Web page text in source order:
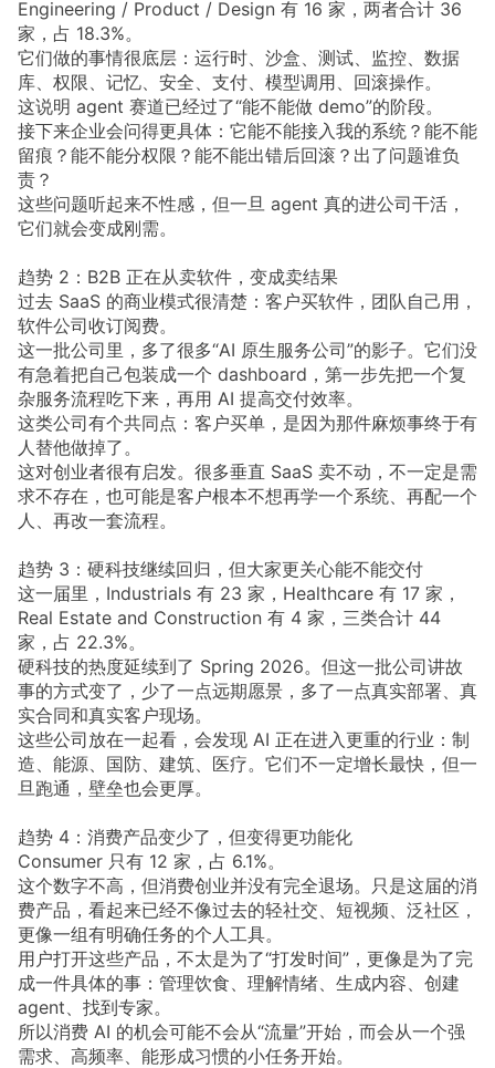
Engineering / Product / Design 有 16 家，两者合计 36
家，占 18.3%。
它们做的事情很底层：运行时、沙盒、测试、监控、数据
库、权限、记忆、安全、支付、模型调用、回滚操作。
这说明 agent 赛道已经过了“能不能做 demo”的阶段。
接下来企业会问得更具体：它能不能接入我的系统？能不能
留痕？能不能分权限？能不能出错后回滚？出了问题谁负
责？
这些问题听起来不性感，但一旦 agent 真的进公司干活，
它们就会变成刚需。
趋势 2：B2B 正在从卖软件，变成卖结果
过去 SaaS 的商业模式很清楚：客户买软件，团队自己用，
软件公司收订阅费。
这一批公司里，多了很多“AI 原生服务公司”的影子。它们没
有急着把自己包装成一个 dashboard，第一步先把一个复
杂服务流程吃下来，再用 AI 提高交付效率。
这类公司有个共同点：客户买单，是因为那件麻烦事终于有
人替他做掉了。
这对创业者很有启发。很多垂直 SaaS 卖不动，不一定是需
求不存在，也可能是客户根本不想再学一个系统、再配一个
人、再改一套流程。
趋势 3：硬科技继续回归，但大家更关心能不能交付
这一届里，Industrials 有 23 家，Healthcare 有 17 家，
Real Estate and Construction 有 4 家，三类合计 44
家，占 22.3%。
硬科技的热度延续到了 Spring 2026。但这一批公司讲故
事的方式变了，少了一点远期愿景，多了一点真实部署、真
实合同和真实客户现场。
这些公司放在一起看，会发现 AI 正在进入更重的行业：制
造、能源、国防、建筑、医疗。它们不一定增长最快，但一
旦跑通，壁垒也会更厚。
趋势 4：消费产品变少了，但变得更功能化
Consumer 只有 12 家，占 6.1%。
这个数字不高，但消费创业并没有完全退场。只是这届的消
费产品，看起来已经不像过去的轻社交、短视频、泛社区，
更像一组有明确任务的个人工具。
用户打开这些产品，不太是为了“打发时间”，更像是为了完
成一件具体的事：管理饮食、理解情绪、生成内容、创建
agent、找到专家。
所以消费 AI 的机会可能不会从“流量”开始，而会从一个强
需求、高频率、能形成习惯的小任务开始。